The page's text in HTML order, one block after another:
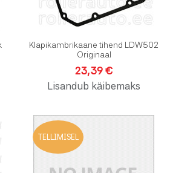
Klapikambrikaane tihend LDW502
Originaal
23,39 €
Lisandub käibemaks
Lisa soovinimekirja
Lisa võrdlusesse
TELLIMISEL